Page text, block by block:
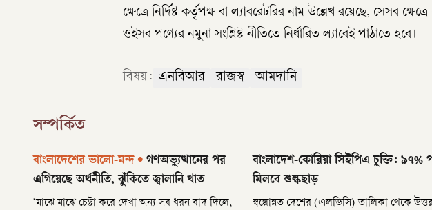
ক্ষেত্রে নির্দিষ্ট কর্তৃপক্ষ বা ল্যাবরেটরির নাম উল্লেখ রয়েছে, সেসব
ওইসব পণ্যের নমুনা সংশ্লিষ্ট নীতিতে নির্ধারিত ল্যাবেই পাঠাতে হবে।
বিষয়: এনবিআর রাজস্ব আমদানি
সম্পর্কিত
বাংলাদেশের ভালো-মন্দ • গণঅভ্যুত্থানের পর
এগিয়েছে অর্থনীতি, ঝুঁকিতে জ্বালানি খাত
‘মাঝে মাঝে চেষ্টা করে দেখা অন্য সব ধরন বাদ দিলে,
বাংলাদেশ-কোরিয়া সিইপিএ চুক্তি: ৯৭%
মিলবে শুল্কছাড়
স্বল্পোন্নত দেশের (এলডিসি) তালিকা থেকে